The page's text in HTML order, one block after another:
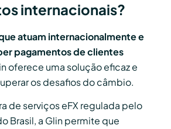
internacionais?
atuam internacionalmente e
pagamentos de clientes
oferece uma solução eficaz e
os desafios do câmbio.
de serviços eFX regulada pelo
Brasil, a Glin permite que